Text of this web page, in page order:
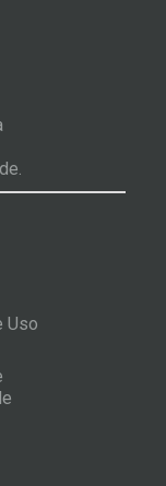
Uso